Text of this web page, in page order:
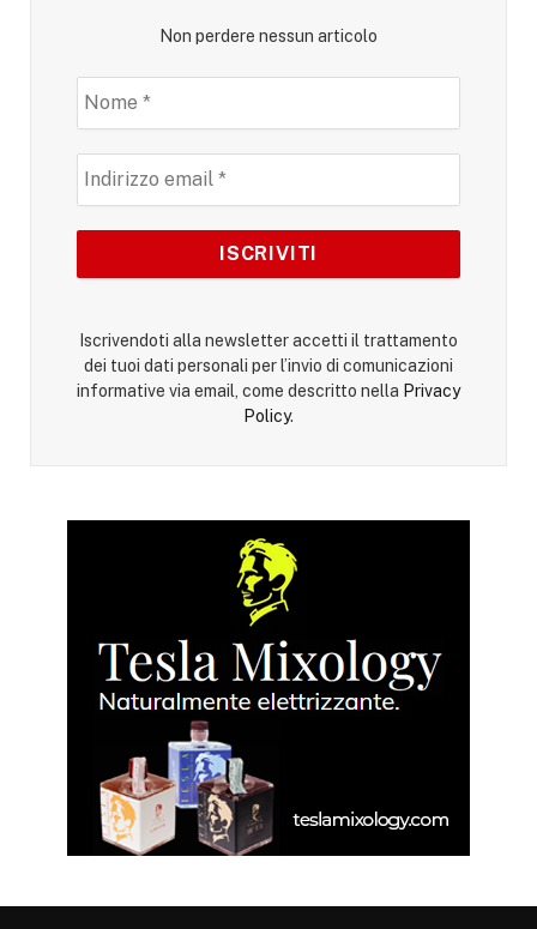
Non perdere nessun articolo
Iscrivendoti alla newsletter accetti il trattamento
dei tuoi dati personali per l’invio di comunicazioni
informative via email, come descritto nella Privacy
Policy.